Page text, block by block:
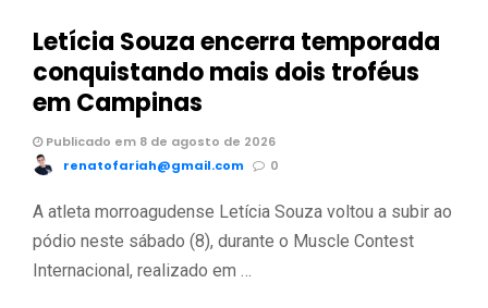
Letícia Souza encerra temporada
conquistando mais dois troféus
em Campinas
Publicado em 8 de agosto de 2026
renatofariah@gmail.com
0
A atleta morroagudense Letícia Souza voltou a subir ao
pódio neste sábado (8), durante o Muscle Contest
Internacional, realizado em …